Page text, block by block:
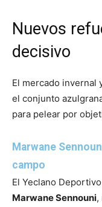
Nuevos
decisivo
El mercado invernal
el conjunto
para pelear por
Marwane
campo
El Yeclano
Marwane Sennouni,